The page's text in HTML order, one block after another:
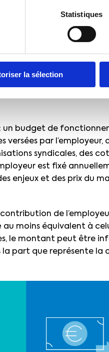
Statistiques
la sélection
à condition que ces
sur critères objectifs
dans le choix et la
: un budget de
versées par l’employeur,
syndicales, des
est fixé
enjeux et des prix du
contribution de
au moins équivalent à
le montant peut être
la part que représente